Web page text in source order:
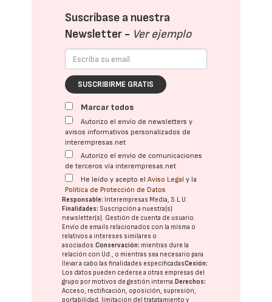
Suscríbase a nuestra
Newsletter - Ver ejemplo
SUSCRIBIRME GRATIS
Marcar todos
Autorizo el envío de newsletters y
avisos informativos personalizados de
interempresas.net
Autorizo el envío de comunicaciones
de terceros vía interempresas.net
He leído y acepto elAviso Legal y la
Política de Protección de Datos
Responsable: Interempresas Media, S.L.U.
Finalidades: Suscripción a nuestra(s)
newsletter(s). Gestión de cuenta de usuario.
Envío de emails relacionados con la misma o
relativos a intereses similares o
asociados.Conservación: mientras dure la
relación con Ud., o mientras sea necesario para
llevar a cabo las finalidades especificadasCesión:
Los datos pueden cederse a otras empresas del
grupo por motivos de gestión interna. Derechos:
Acceso, rectificación, oposición, supresión,
portabilidad, limitación del tratatamiento y